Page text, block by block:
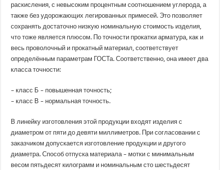
раскисления, с невысоким процентным соотношением углерода, а
также без удорожающих легированных примесей. Это позволяет
сохранять достаточно низкую номинальную стоимость изделия,
что тоже является плюсом. По точности прокатки арматура, как и
весь проволочный и прокатный материал, соответствует
определённым параметрам ГОСТа. Соответственно, она имеет два
класса точности:
– класс Б – повышенная точность;
– класс В – нормальная точность.
В линейку изготовления этой продукции входят изделия с
диаметром от пяти до девяти миллиметров. При согласовании с
заказчиком допускается изготовление продукции и другого
диаметра. Способ отпуска материала – мотки с минимальным
весом пятьдесят килограмм и номинальным сто шестьдесят